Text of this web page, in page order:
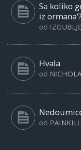
Sa koliko
iz ormana'?
od
Hvala
od
od